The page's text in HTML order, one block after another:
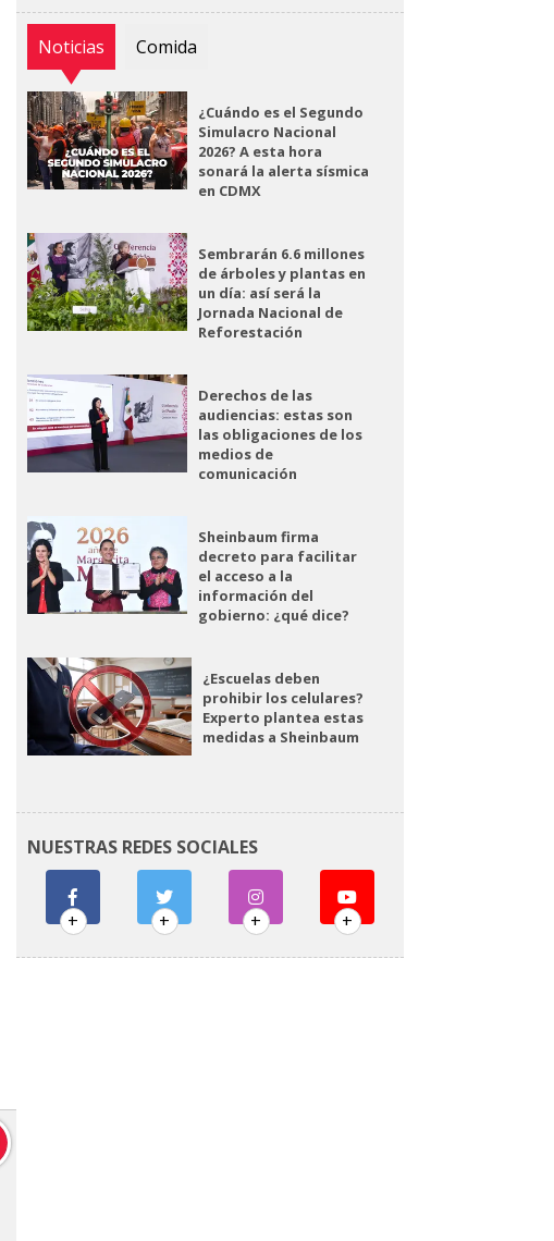
Noticias Comida
¿Cuándo es el Segundo
Simulacro Nacional
2026? A esta hora
sonará la alerta sísmica
en CDMX
Sembrarán 6.6 millones
de árboles y plantas en
un día: así será la
Jornada Nacional de
Reforestación
Derechos de las
audiencias: estas son
las obligaciones de los
medios de
comunicación
Sheinbaum firma
decreto para facilitar
el acceso a la
información del
gobierno: ¿qué dice?
¿Escuelas deben
prohibir los celulares?
Experto plantea estas
medidas a Sheinbaum
NUESTRAS REDES SOCIALES
+ + + +